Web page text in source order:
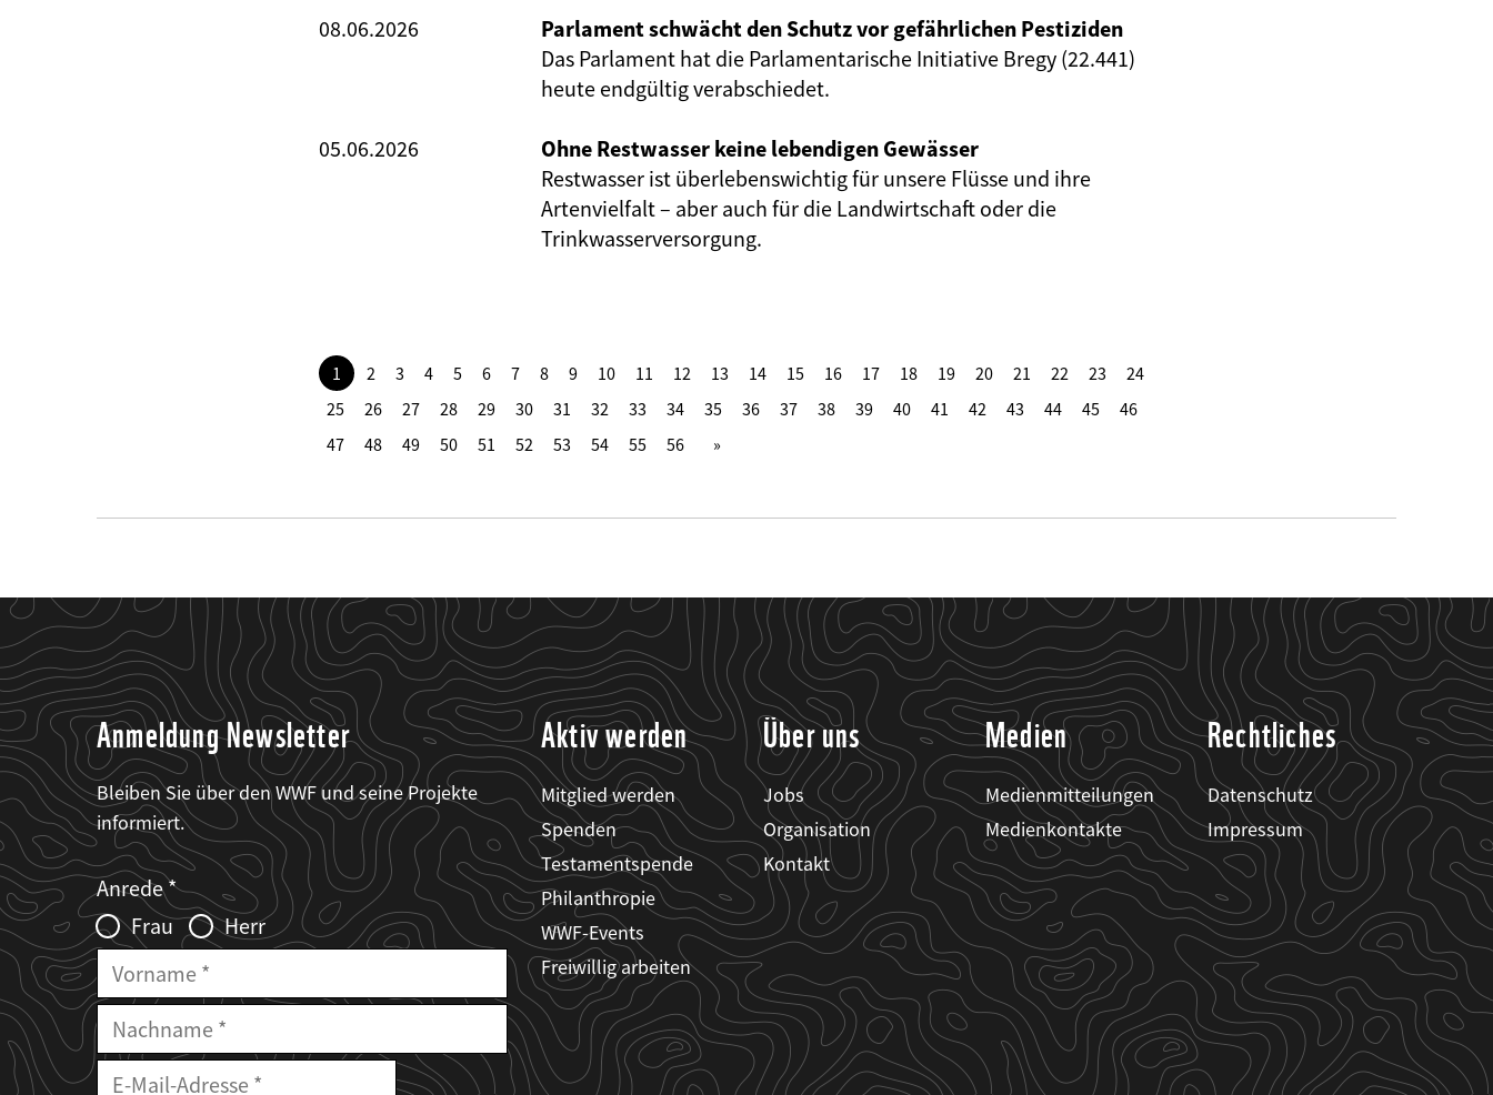
08.06.2026
Parlament schwächt den Schutz vor gefährlichen Pestiziden
Das Parlament hat die Parlamentarische Initiative Bregy (22.441)
heute endgültig verabschiedet.
05.06.2026
Ohne Restwasser keine lebendigen Gewässer
Restwasser ist überlebenswichtig für unsere Flüsse und ihre
Artenvielfalt – aber auch für die Landwirtschaft oder die
Trinkwasserversorgung.
1 2 3 4 5 6 7 8 9 10 11 12 13 14 15 16 17 18 19 20 21 22 23
24
25
26 27 28 29 30 31 32 33 34 35 36 37 38 39 40 41 42 43 44 45
46
47
48 49 50 51 52 53 54 55 56
Anmeldung Newsletter
Bleiben Sie über den WWF und seine Projekte
informiert.
Web2Case
Infofelder
Fieldset
anrede_name
Anrede
Frau
Herr
Vorname
Nachname
E-
Mailadresse
Aktiv werden
Mitglied werden
Spenden
Testamentspende
Philanthropie
WWF-Events
Freiwillig arbeiten
Über uns
Jobs
Organisation
Kontakt
Medien
Medienmitteilungen
Medienkontakte
Rechtliches
Datenschutz
Impressum